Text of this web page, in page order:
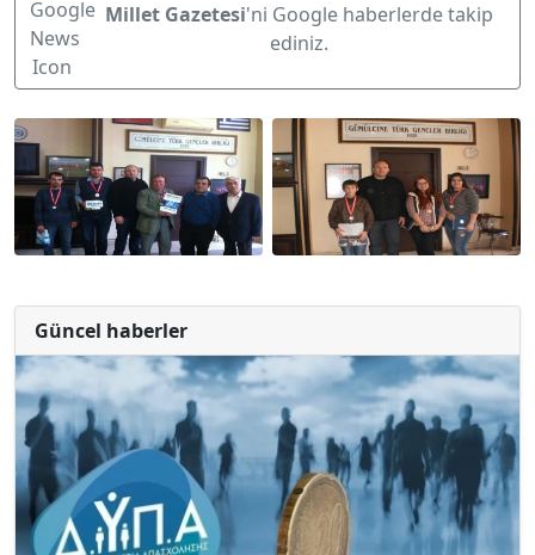
Millet Gazetesi'ni Google haberlerde takip
ediniz.
Güncel haberler